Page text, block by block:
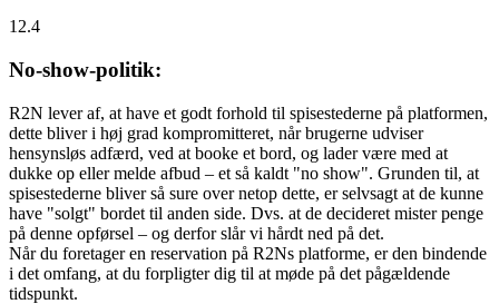
12.4
No-show-politik:
R2N lever af, at have et godt forhold til spisestederne på platformen,
dette bliver i høj grad kompromitteret, når brugerne udviser
hensynsløs adfærd, ved at booke et bord, og lader være med at
dukke op eller melde afbud – et så kaldt "no show". Grunden til, at
spisestederne bliver så sure over netop dette, er selvsagt at de kunne
have "solgt" bordet til anden side. Dvs. at de decideret mister penge
på denne opførsel – og derfor slår vi hårdt ned på det.
Når du foretager en reservation på R2Ns platforme, er den bindende
i det omfang, at du forpligter dig til at møde på det pågældende
tidspunkt.